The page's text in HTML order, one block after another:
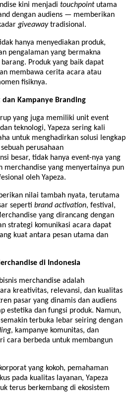
kini menjadi touchpointutama
dengan audiens — memberikan
giveawaytradisional.
hanya menyediakan produk,
pengalaman yang bermakna
Produk yang baik dapat
membawa cerita acara atau
fisiknya.
dan Kampanye Branding
yang juga memiliki unit event
teknologi, Yapeza sering kali
untuk menghadirkan solusi lengkap
perusahaan
besar, tidak hanya event-nya yang
merchandise yang menyertainya pun
oleh Yapeza.
nilai tambah nyata, terutama
seperti brand activation, festival,
yang dirancang dengan
strategi komunikasi acara dapat
kuat antara pesan utama dan
di Indonesia
merchandise adalah
kreativitas, relevansi, dan kualitas
pasar yang dinamis dan audiens
estetika dan fungsi produk. Namun,
terbuka lebar seiring dengan
, kampanye komunitas, dan
cara berbeda untuk membangun
yang kokoh, pemahaman
pada kualitas layanan, Yapeza
terus berkembang di ekosistem